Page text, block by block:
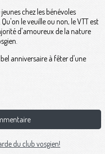
chez les bénévoles
le veuille ou non, le VTT est
d'amoureux de la nature
anniversaire à fêter d'une